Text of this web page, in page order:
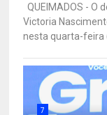
QUEIMADOS - O
Victoria
nesta quarta-feira
7